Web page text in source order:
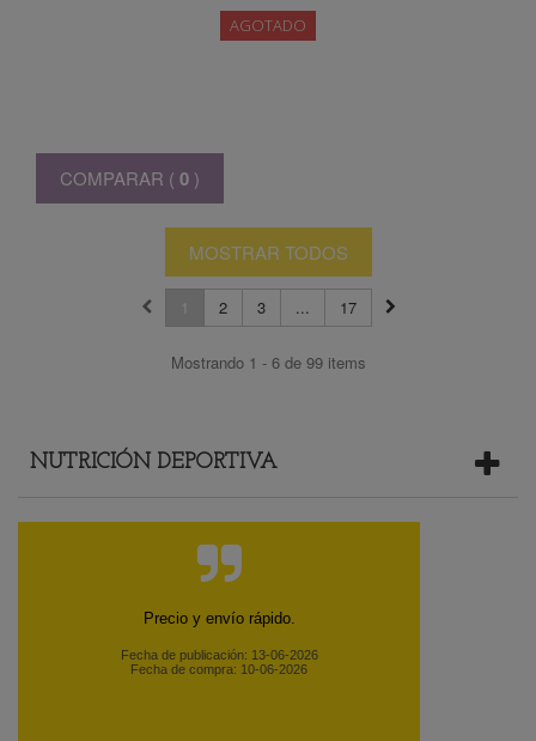
AGOTADO
COMPARAR ( 0 )
MOSTRAR TODOS
1 2 3 ... 17
Mostrando 1 - 6 de 99 items
NUTRICIÓN DEPORTIVA
Precio y envío rápido.
Fecha de publicación: 13-06-2026
Fecha de compra: 10-06-2026